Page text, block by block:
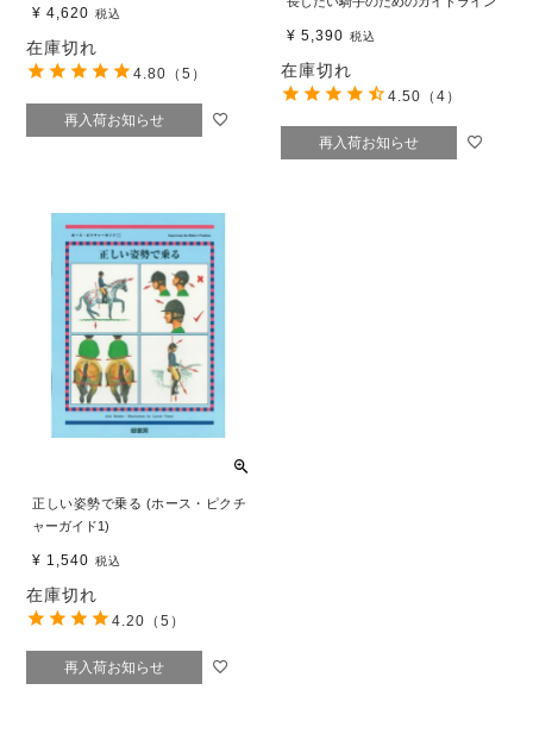
¥ 4,620 税込
在庫切れ
4.80 （5）
再入荷お知らせ
¥ 5,390 税込
在庫切れ
4.50 （4）
再入荷お知らせ
正しい姿勢で乗る (ホース・ピクチ
ャーガイド1)
¥ 1,540 税込
在庫切れ
4.20 （5）
再入荷お知らせ